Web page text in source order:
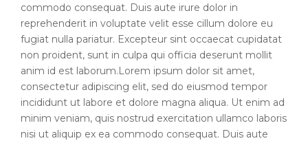
commodo consequat. Duis aute irure dolor in
reprehenderit in voluptate velit esse cillum dolore eu
fugiat nulla pariatur. Excepteur sint occaecat cupidatat
non proident, sunt in culpa qui officia deserunt mollit
anim id est laborum.Lorem ipsum dolor sit amet,
consectetur adipiscing elit, sed do eiusmod tempor
incididunt ut labore et dolore magna aliqua. Ut enim ad
minim veniam, quis nostrud exercitation ullamco laboris
nisi ut aliquip ex ea commodo consequat. Duis aute